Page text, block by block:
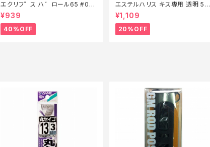
エクリフ゜ス ハ゛ロール65 #010
ク゛ローホ゛ラ【特価ルアー】【4
0】
¥939
40%OFF
エステルハリス キス専用 透明 50
m 0.6
¥1,109
20%OFF